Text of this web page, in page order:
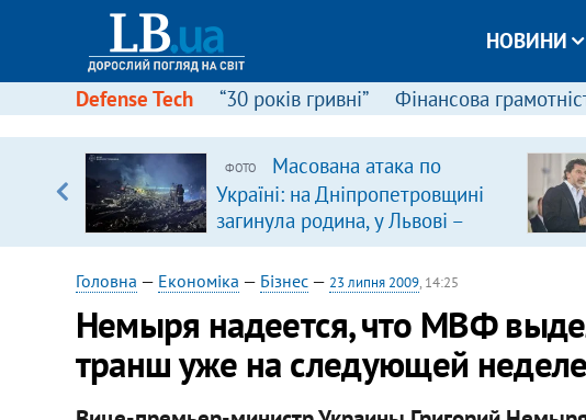
НОВИНИ
Defense Tech “30 років гривні” Фінансова
ФОТО
Масована атака по
Україні: на Дніпропетровщині
загинула родина, у Львові –
удар по багатоповерхівках
(доповнюється)
Головна — Економіка — Бізнес— 23 липня 2009, 14:25
Немыря надеется, что МВФ
транш уже на следующей неделе